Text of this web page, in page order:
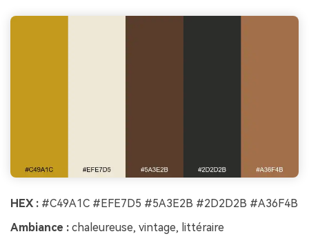
HEX : #C49A1C #EFE7D5 #5A3E2B #2D2D2B #A36F4B
Ambiance : chaleureuse, vintage, littéraire